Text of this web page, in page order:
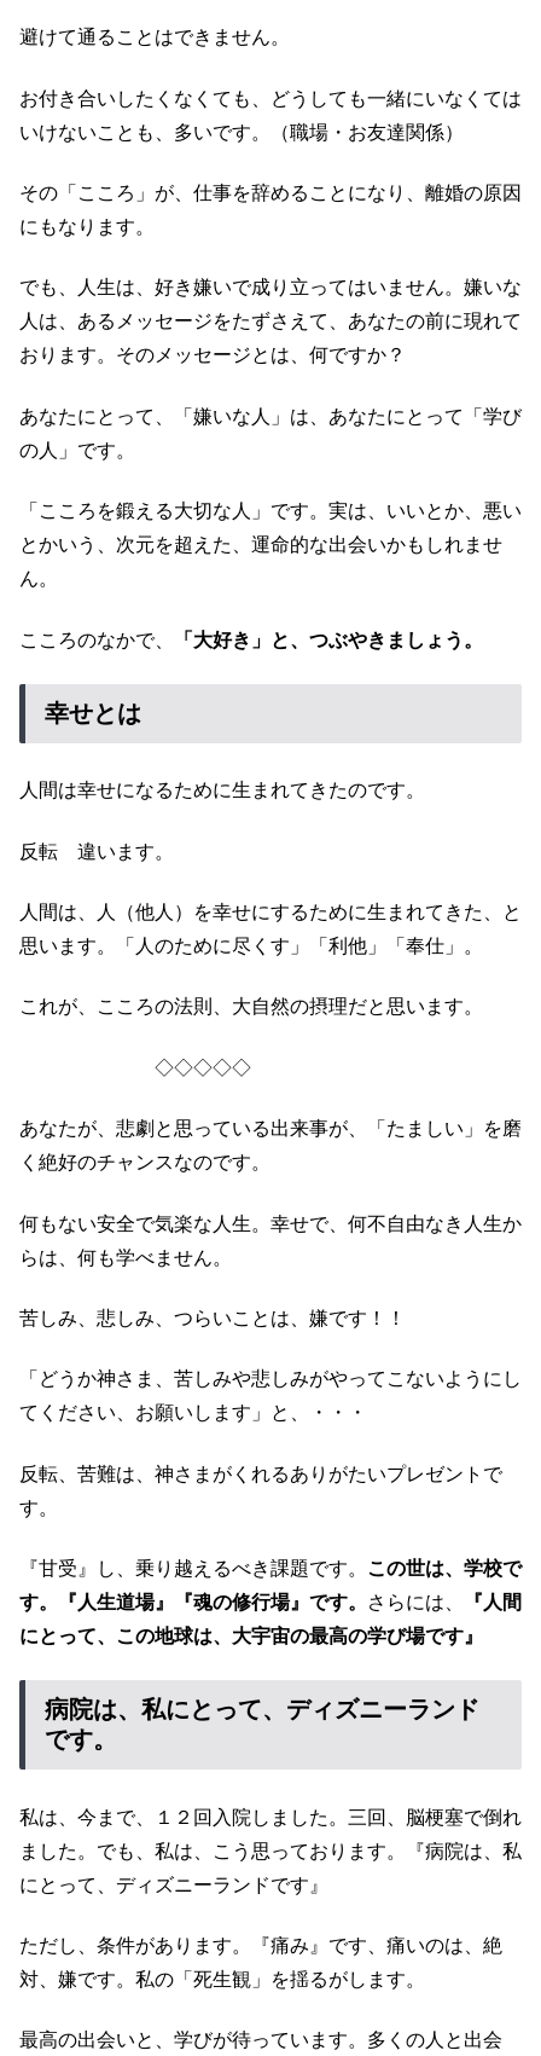
避けて通ることはできません。
お付き合いしたくなくても、どうしても一緒にいなくては
いけないことも、多いです。（職場・お友達関係）
その「こころ」が、仕事を辞めることになり、離婚の原因
にもなります。
でも、人生は、好き嫌いで成り立ってはいません。嫌いな
人は、あるメッセージをたずさえて、あなたの前に現れて
おります。そのメッセージとは、何ですか？
あなたにとって、「嫌いな人」は、あなたにとって「学び
の人」です。
「こころを鍛える大切な人」です。実は、いいとか、悪い
とかいう、次元を超えた、運命的な出会いかもしれませ
ん。
こころのなかで、 「大好き」と、つぶやきましょう。
幸せとは
人間は幸せになるために生まれてきたのです。
反転 違います。
人間は、人（他人）を幸せにするために生まれてきた、と
思います。「人のために尽くす」「利他」「奉仕」。
これが、こころの法則、大自然の摂理だと思います。
◇◇◇◇◇
あなたが、悲劇と思っている出来事が、「たましい」を磨
く絶好のチャンスなのです。
何もない安全で気楽な人生。幸せで、何不自由なき人生か
らは、何も学べません。
苦しみ、悲しみ、つらいことは、嫌です！！
「どうか神さま、苦しみや悲しみがやってこないようにし
てください、お願いします」と、・・・
反転、苦難は、神さまがくれるありがたいプレゼントで
す。
『甘受』し、乗り越えるべき課題です。 この世は、学校で
す。『人生道場』『魂の修行場』です。
さらには、
『人間
にとって、この地球は、大宇宙の最高の学び場です』
病院は、私にとって、ディズニーランド
です。
私は、今まで、１２回入院しました。三回、脳梗塞で倒れ
ました。でも、私は、こう思っております。『病院は、私
にとって、ディズニーランドです』
ただし、条件があります。『痛み』です、痛いのは、絶
対、嫌です。私の「死生観」を揺るがします。
最高の出会いと、学びが待っています。多くの人と出会